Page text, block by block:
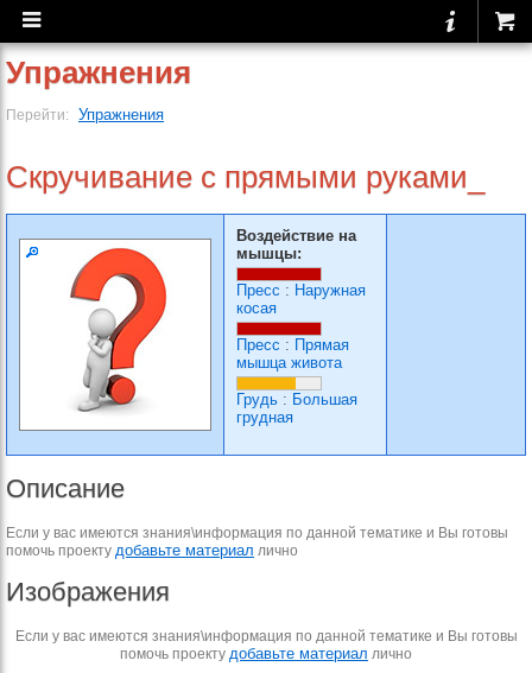
Упражнения
Перейти: Упражнения
Скручивание с прямыми руками_
Воздействие на
мышцы:
Пресс : Наружная
косая
Пресс : Прямая
мышца живота
Грудь : Большая
грудная
Описание
Если у вас имеются знания\информация по данной тематике и Вы готовы
помочь проекту добавьте материал лично
Изображения
Если у вас имеются знания\информация по данной тематике и Вы готовы
помочь проекту добавьте материал лично